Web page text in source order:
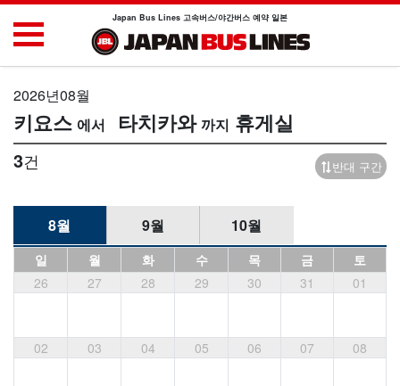
Japan Bus Lines 고속버스/야간버스 예약 일본
2026년08월
키요스 타치카와 휴게실
3건 반대 구간
8월 9월 10월
일 월 화 수 목 금
토
26
27 28 29 30 31 01
02 03 04 05 06 07 08